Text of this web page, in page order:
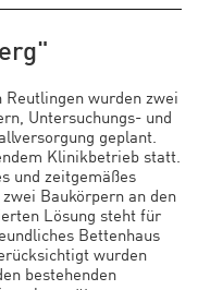
wurden zwei
Untersuchungs- und
geplant.
Klinikbetrieb statt.
und zeitgemäßes
Baukörpern an den
Lösung steht für
Bettenhaus
wurden
bestehenden